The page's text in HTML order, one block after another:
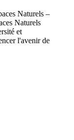
Naturels –
Naturels
et
l'avenir de